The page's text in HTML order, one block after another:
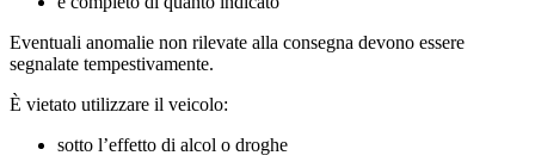
Eventuali anomalie non rilevate alla consegna devono essere
segnalate tempestivamente.
È vietato utilizzare il veicolo:
sotto l’effetto di alcol o droghe